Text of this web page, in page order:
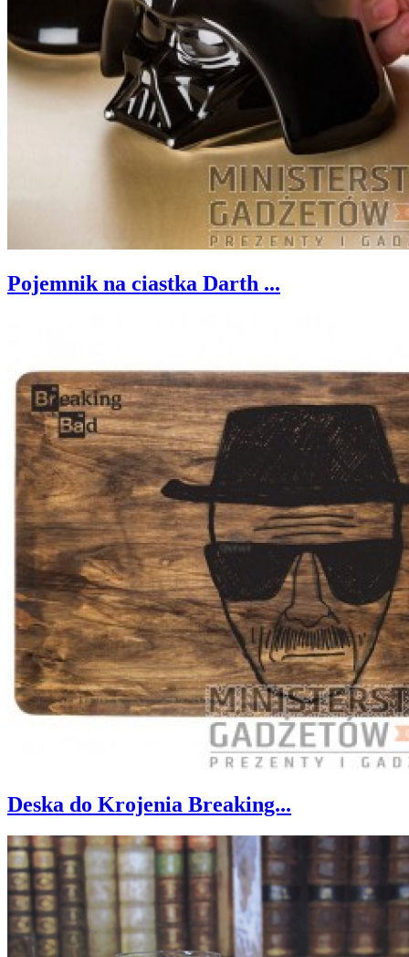
Pojemnik na ciastka Darth ...
Deska do Krojenia Breaking...